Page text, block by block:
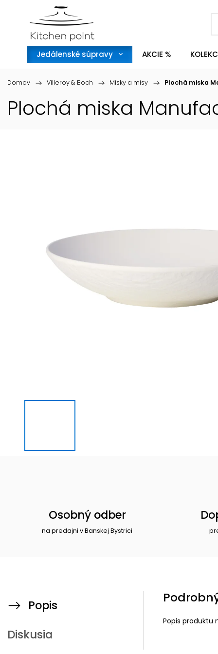
Jedálenské súpravy AKCIE %
Domov / Villeroy & Boch / Misky a misy / Plochá miska
Plochá miska
Osobný odber
na predajni v Banskej Bystrici
Popis
Diskusia
Popis produktu